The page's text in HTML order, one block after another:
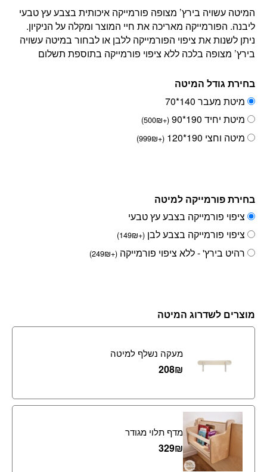
המיטה עשויה בירץ’ מצופה פורמייקה איכותית בצבע עץ טבעי
ליבנה. הפורמייקה מאריכה את חיי המוצר ומקלה על הניקיון.
ניתן לשנות את ציפוי הפורמייקה ללבן או לבחור במיטה עשויה
בירץ’ מצופה בלכה ללא ציפוי פורמייקה בתוספת תשלום
בחירת גודל המיטה
מיטת מעבר 140*70
מיטת יחיד 190*90
(
+
₪
500
)
מיטה וחצי 190*120 (
+
₪
999
)
בחירת פורמייקה למיטה
ציפוי פורמייקה בצבע עץ טבעי
ציפוי פורמייקה בצבע לבן (
+
₪
149
)
רהיט בירץ' - ללא ציפוי פורמייקה (
+
₪
249
)
מוצרים לשדרוג המיטה
מעקה נשלף למיטה
₪
208
מדף תלוי מגודר
₪
329